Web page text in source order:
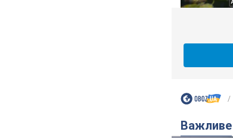
Важливе